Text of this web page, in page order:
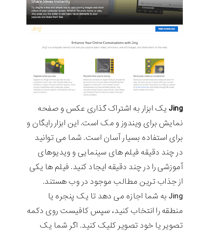
Jing یک ابزار به اشتراک گذاری عکس و صفحه
نمایش برای ویندوز و مک است. این ابزار رایگان و
برای استفاده بسیار آسان است. شما می توانید
در چند دقیقه فیلم های سینمایی و ویدیوهای
آموزشی را در چند دقیقه ایجاد کنید. فیلم ها یکی
از جذاب ترین مطالب موجود در وب هستند.
Jing به شما اجازه می دهد تا یک پنجره یا
منطقه را انتخاب کنید، سپس کافیست روی دکمه
تصویر یا خود تصویر کلیک کنید. اگر شما یک